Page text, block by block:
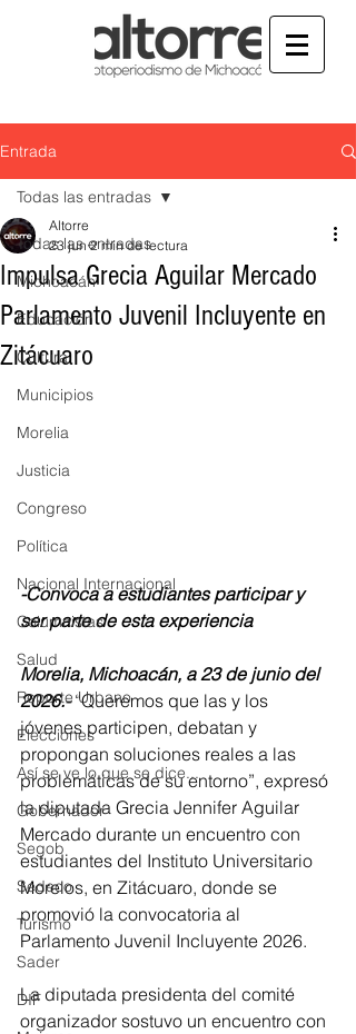
Entrada
Todas las entradas
Michoacán
Educación
Cultura
Municipios
Morelia
Justicia
Congreso
Política
Nacional Internacional
Columnistas
Salud
Reporte Urbano
Elecciones
Así se ve lo que se dice...
Gobernador
Segob
Sedeco
Turismo
Sader
DIF
Todas las entradas
Impulsa Grecia Aguilar Mercado
Parlamento Juvenil Incluyente en
Zitácuaro
Altorre
23 jun 2 min de lectura
-Convoca a estudiantes participar y
ser parte de esta experiencia
Morelia, Michoacán, a 23 de junio del
2026.- “Queremos que las y los
jóvenes participen, debatan y
propongan soluciones reales a las
problemáticas de su entorno”, expresó
la diputada Grecia Jennifer Aguilar
Mercado durante un encuentro con
estudiantes del Instituto Universitario
Morelos, en Zitácuaro, donde se
promovió la convocatoria al
Parlamento Juvenil Incluyente 2026.
La diputada presidenta del comité
organizador sostuvo un encuentro con